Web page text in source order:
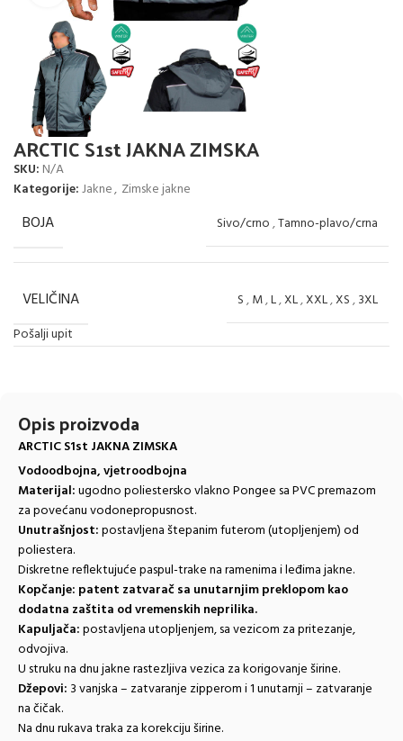
ARCTIC S1st JAKNA ZIMSKA
SKU: N/A
Kategorije:Jakne, Zimske jakne
BOJA Sivo/crno,Tamno-plavo/crna
VELIČINA S,M,L,XL,XXL,XS,3XL
Pošalji upit
Opis proizvoda
ARCTIC S1st JAKNA ZIMSKA
Vodoodbojna, vjetroodbojna
Materijal:ugodno poliestersko vlakno Pongee sa PVC premazom
za povećanu vodonepropusnost.
Unutrašnjost:postavljena štepanim futerom (utopljenjem) od
poliestera.
Diskretne reflektujuće paspul-trake na ramenima i leđima jakne.
Kopčanje: patent zatvarač sa unutarnjim preklopom kao
dodatna zaštita od vremenskih neprilika.
Kapuljača:postavljena utopljenjem, sa vezicom za pritezanje,
odvojiva.
U struku na dnu jakne rastezljiva vezica za korigovanje širine.
Džepovi: 3 vanjska – zatvaranje zipperom i 1 unutarnji – zatvaranje
na čičak.
Na dnu rukava traka za korekciju širine.